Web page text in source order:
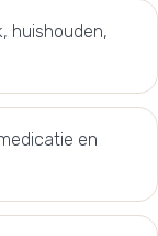
huishouden,
en